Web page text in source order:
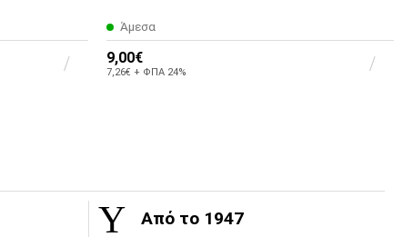
Άμεσα
9,00€
7,26€ + ΦΠΑ 24%
Από το 1947